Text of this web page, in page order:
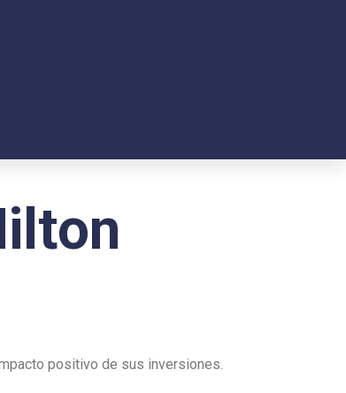
positivo de sus inversiones.